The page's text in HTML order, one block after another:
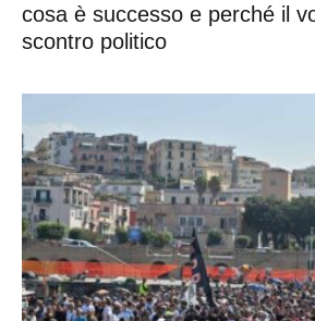
cosa è successo e perché il
scontro politico